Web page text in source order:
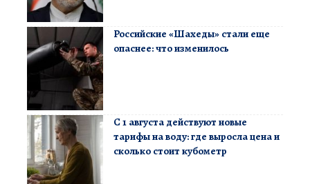
Российские «Шахеды» стали еще
опаснее: что изменилось
С 1 августа действуют новые
тарифы на воду: где выросла цена и
сколько стоит кубометр